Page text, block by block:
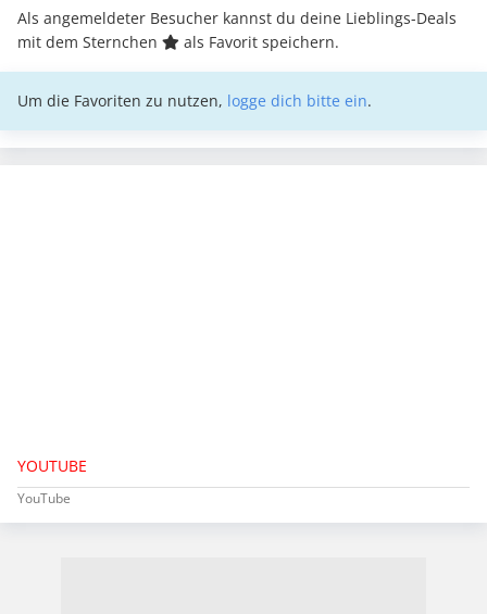
Als angemeldeter Besucher kannst du deine Lieblings-Deals
mit dem Sternchen
als Favorit speichern.
Um die Favoriten zu nutzen, logge dich bitte ein.
YOUTUBE
YouTube